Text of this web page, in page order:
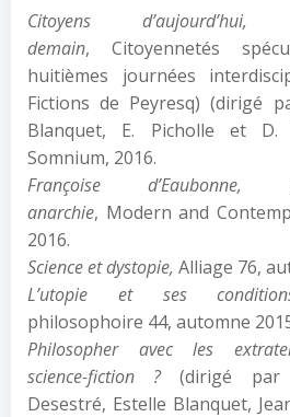
Citoyens
demain, Citoyennetés
huitièmes journées
Fictions de Peyresq) (dirigé
Blanquet, E. Picholle et
Somnium, 2016.
Françoise d’Eaubonne,
anarchie, Modern and
2016.
Science et dystopie, Alliage 76,
L’utopie et ses
philosophoire 44, automne
Philosopher avec les
science-fiction ?(dirigé par
Desestré, Estelle Blanquet,